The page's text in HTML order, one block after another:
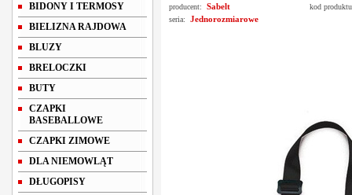
BIDONY I TERMOSY
BIELIZNA RAJDOWA
BLUZY
BRELOCZKI
BUTY
CZAPKI
BASEBALLOWE
CZAPKI ZIMOWE
DLA NIEMOWLĄT
DŁUGOPISY
producent: Sabelt
kod
seria:
Jednorozmiarowe